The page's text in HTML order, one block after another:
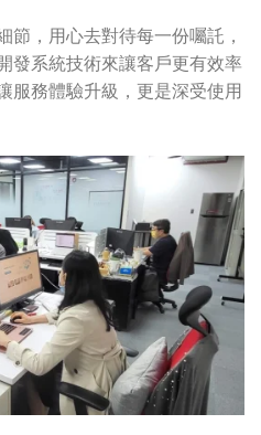
節，用心去對待每一份囑託，
發系統技術來讓客戶更有效率
服務體驗升級，更是深受使用